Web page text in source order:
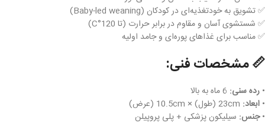
✅ تشویق به خودتغذیه‌ای در کودکان (Baby-led weaning)
✅ شستشوی آسان و مقاوم در برابر حرارت (تا 120°C)
✅ مناسب برای غذاهای پوره‌ای و جامد اولیه
📏مشخصات فنی:
• رده سنی:
• ابعاد:
•جنس: سیلیکون پزشکی + پلی پروپیلن